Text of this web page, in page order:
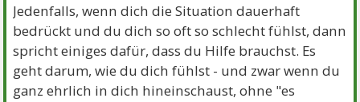
Jedenfalls, wenn dich die Situation dauerhaft
bedrückt und du dich so oft so schlecht fühlst, dann
spricht einiges dafür, dass du Hilfe brauchst. Es
geht darum, wie du dich fühlst - und zwar wenn du
ganz ehrlich in dich hineinschaust, ohne "es